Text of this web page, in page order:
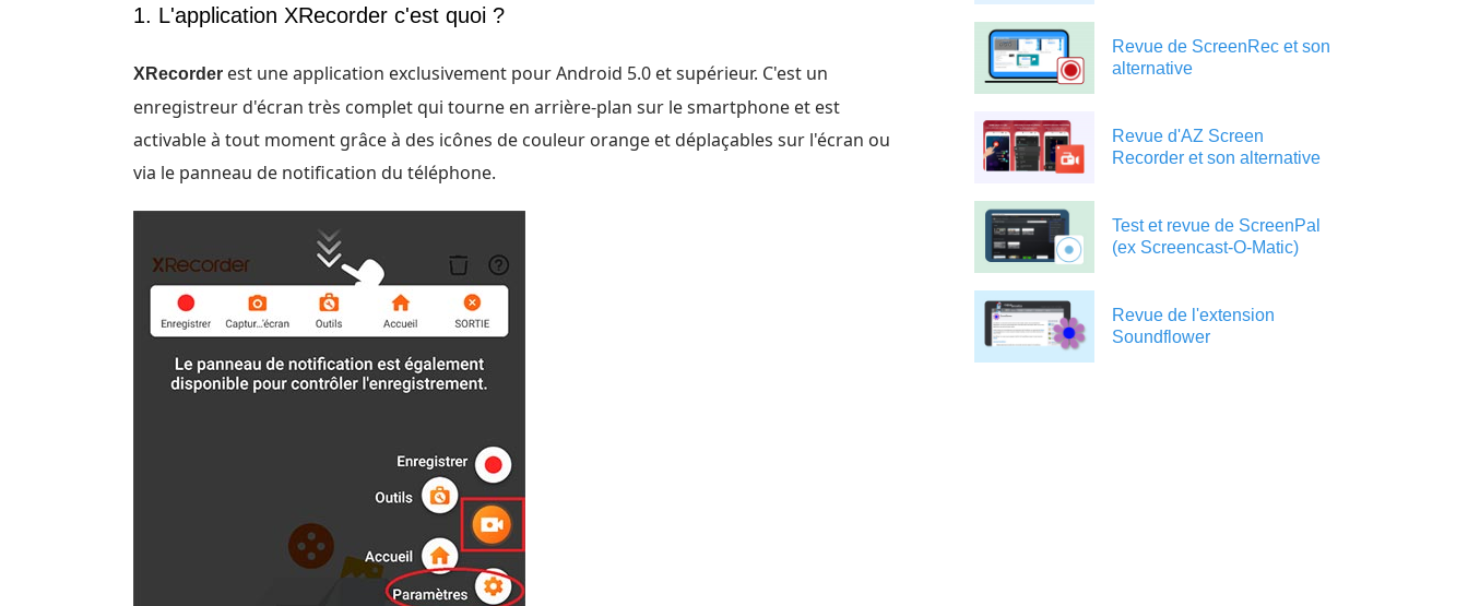
1. L'application XRecorder c'est quoi ?
XRecorder est une application exclusivement pour Android 5.0 et supérieur. C'est un
enregistreur d'écran très complet qui tourne en arrière-plan sur le smartphone et est
activable à tout moment grâce à des icônes de couleur orange et déplaçables sur l'écran ou
via le panneau de notification du téléphone.
Revue de ScreenRec et son
alternative
Revue d'AZ Screen
Recorder et son alternative
Test et revue de ScreenPal
(ex Screencast-O-Matic)
Revue de l'extension
Soundflower